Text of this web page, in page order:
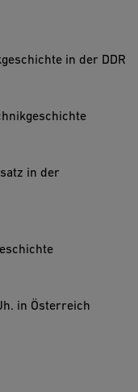
in der DDR
in der
in Österreich